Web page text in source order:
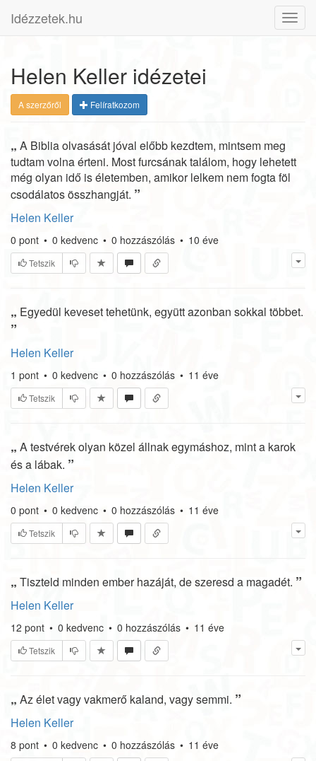
Idézzetek.hu
Helen Keller idézetei
A szerzőről Felíratkozom
„ A Biblia olvasását jóval előbb kezdtem, mintsem meg
tudtam volna érteni. Most furcsának találom, hogy lehetett
még olyan idő is életemben, amikor lelkem nem fogta föl
csodálatos összhangját. ”
Helen Keller
0 pont • 0 kedvenc • 0 hozzászólás • 10 éve
Tetszik
„ Egyedül keveset tehetünk, együtt azonban sokkal többet.
”
Helen Keller
1 pont • 0 kedvenc • 0 hozzászólás • 11 éve
Tetszik
„ A testvérek olyan közel állnak egymáshoz, mint a karok
és a lábak. ”
Helen Keller
0 pont • 0 kedvenc • 0 hozzászólás • 11 éve
Tetszik
„ Tiszteld minden ember hazáját, de szeresd a magadét. ”
Helen Keller
12 pont • 0 kedvenc • 0 hozzászólás • 11 éve
Tetszik
„ Az élet vagy vakmerő kaland, vagy semmi. ”
Helen Keller
8 pont • 0 kedvenc • 0 hozzászólás • 11 éve